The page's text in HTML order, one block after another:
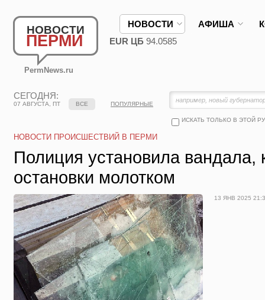
НОВОСТИ
ПЕРМИ
PermNews.ru
НОВОСТИ АФИША
EUR ЦБ 94.0585
СЕГОДНЯ:
07 АВГУСТА, ПТ
ИСКАТЬ ТОЛЬКО В ЭТОЙ
ВСЕ ПОПУЛЯРНЫЕ
НОВОСТИ ПРОИСШЕСТВИЙ В ПЕРМИ
Полиция установила вандала,
остановки молотком
13 ЯНВ 2025